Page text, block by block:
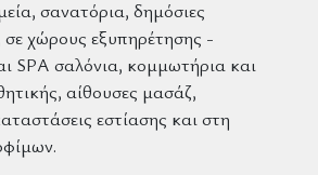
σανατόρια, δημόσιες
σε χώρους εξυπηρέτησης -
SPA σαλόνια, κομμωτήρια και
αίθουσες μασάζ,
εστίασης και στη